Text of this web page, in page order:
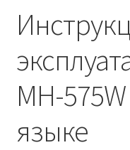
MH-
языке